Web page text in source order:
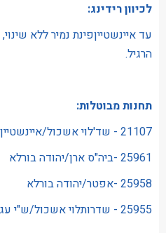
לכיוון רידינג:
עד איינשטייןפינת נמיר ללא שינוי,
הרגיל.
תחנות מבוטלות:
21107 - שד'לוי אשכול/איינשטיין
25961 -ביה"ס ארן/יהודה בורלא
25958 -אפטר/יהודה בורלא
25955 - שדרותלוי אשכול/ש"י עגנון